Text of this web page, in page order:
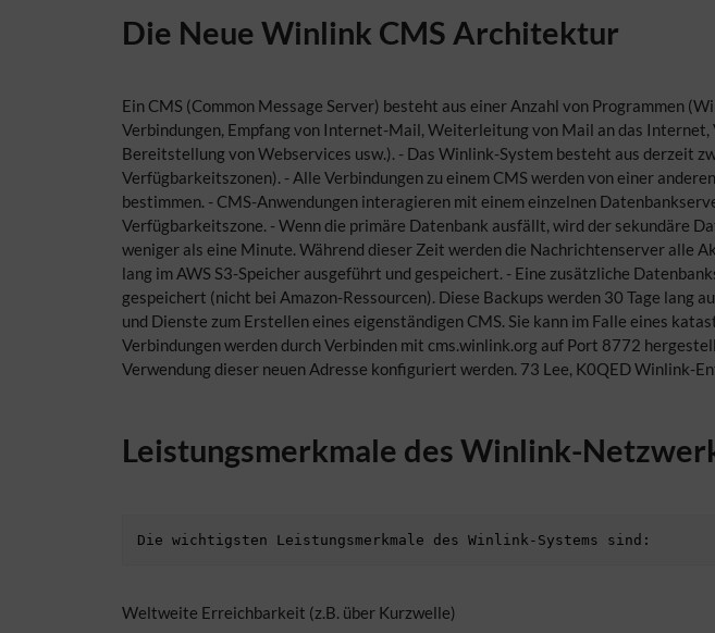
Die Neue Winlink CMS Architektur
Ein CMS (Common Message Server) besteht aus einer Anzahl von Programmen
Verbindungen, Empfang von Internet-Mail, Weiterleitung von Mail an das
Bereitstellung von Webservices usw.). - Das Winlink-System besteht aus derzeit
Verfügbarkeitszonen). - Alle Verbindungen zu einem CMS werden von einer
bestimmen. - CMS-Anwendungen interagieren mit einem einzelnen
Verfügbarkeitszone. - Wenn die primäre Datenbank ausfällt, wird der sekundäre
weniger als eine Minute. Während dieser Zeit werden die Nachrichtenserver alle
lang im AWS S3-Speicher ausgeführt und gespeichert. - Eine zusätzliche
gespeichert (nicht bei Amazon-Ressourcen). Diese Backups werden 30 Tage
und Dienste zum Erstellen eines eigenständigen CMS. Sie kann im Falle eines
Verbindungen werden durch Verbinden mit cms.winlink.org auf Port 8772
Verwendung dieser neuen Adresse konfiguriert werden. 73 Lee, K0QED Winlink-
Leistungsmerkmale des Winlink-
Weltweite Erreichbarkeit (z.B. über Kurzwelle)